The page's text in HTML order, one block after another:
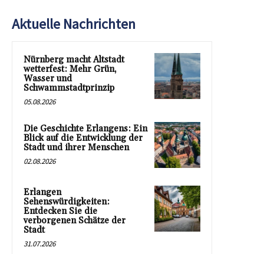
Aktuelle Nachrichten
Nürnberg macht Altstadt
wetterfest: Mehr Grün,
Wasser und
Schwammstadtprinzip
05.08.2026
Die Geschichte Erlangens: Ein
Blick auf die Entwicklung der
Stadt und ihrer Menschen
02.08.2026
Erlangen
Sehenswürdigkeiten:
Entdecken Sie die
verborgenen Schätze der
Stadt
31.07.2026